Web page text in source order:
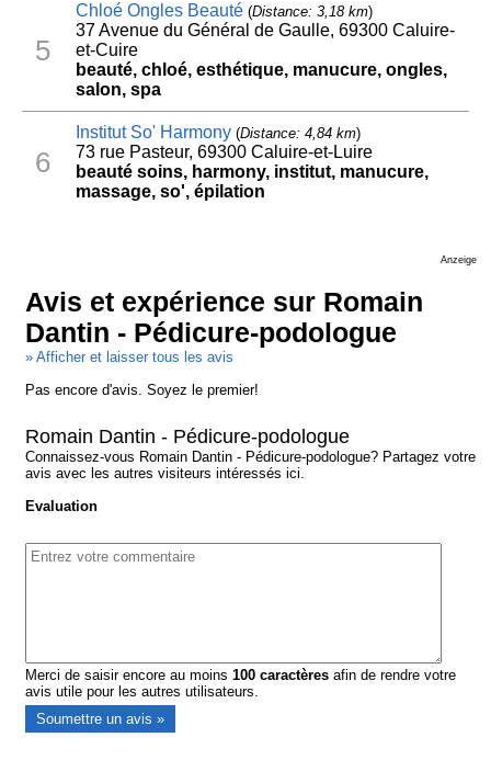
5
Chloé Ongles Beauté(Distance: 3,18 km)
37 Avenue du Général de Gaulle, 69300 Caluire-
et-Cuire
beauté, chloé, esthétique, manucure, ongles,
salon, spa
6
Institut So' Harmony(Distance: 4,84 km)
73 rue Pasteur, 69300 Caluire-et-Luire
beauté soins, harmony, institut, manucure,
massage, so', épilation
Anzeige
Avis et expérience sur Romain
Dantin - Pédicure-podologue
» Afficher et laisser tous les avis
Pas encore d'avis. Soyez le premier!
Romain Dantin - Pédicure-podologue
Connaissez-vous Romain Dantin - Pédicure-podologue? Partagez votre
avis avec les autres visiteurs intéressés ici.
Evaluation
Merci de saisir encore au moins100 caractères afin de rendre votre
avis utile pour les autres utilisateurs.